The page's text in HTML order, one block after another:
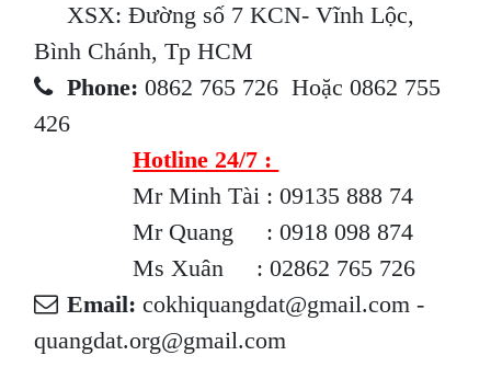
XSX: Đường số 7 KCN- Vĩnh Lộc,
Bình Chánh, Tp HCM
Phone:0862 765 726 Hoặc 0862 755
426
Hotline 24/7 :
Mr Minh Tài : 09135 888 74
Mr Quang : 0918 098 874
Ms Xuân : 02862 765 726
Email:cokhiquangdat@gmail.com -
quangdat.org@gmail.com